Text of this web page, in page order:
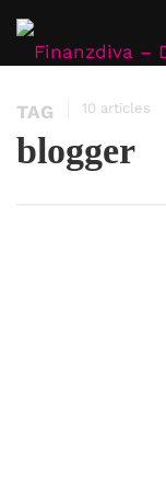
TAG 10 articles
blogger